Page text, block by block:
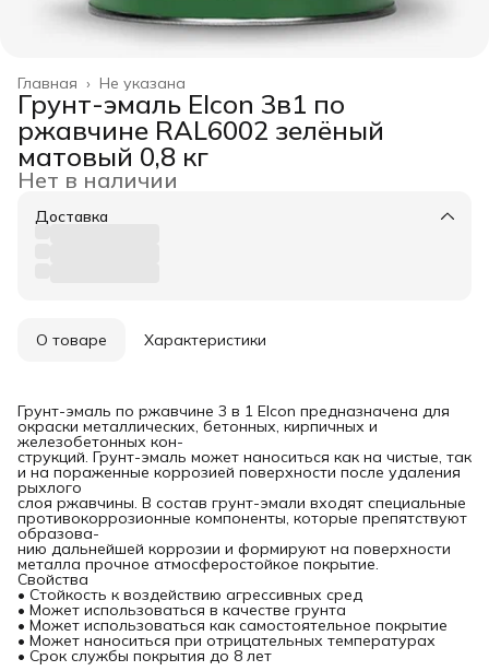
Не указана
Главная ›
Грунт-эмаль Elcon 3в1 по
ржавчине RAL6002 зелёный
матовый 0,8 кг
Нет в наличии
Доставка
О товаре Характеристики
Грунт-эмаль по ржавчине 3 в 1 Elcon предназначена для
окраски металлических, бетонных, кирпичных и
железобетонных кон-
струкций. Грунт-эмаль может наноситься как на чистые, так
и на пораженные коррозией поверхности после удаления
рыхлого
слоя ржавчины. В состав грунт-эмали входят специальные
противокоррозионные компоненты, которые препятствуют
образова-
нию дальнейшей коррозии и формируют на поверхности
металла прочное атмосферостойкое покрытие.
Свойства
• Стойкость к воздействию агрессивных сред
• Может использоваться в качестве грунта
• Может использоваться как самостоятельное покрытие
• Может наноситься при отрицательных температурах
• Срок службы покрытия до 8 лет